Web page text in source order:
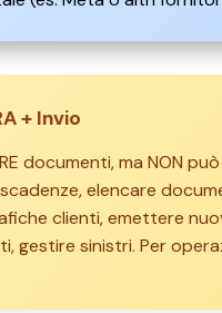
+ Invio
documenti, ma NON
elencare
clienti, emettere
gestire sinistri. Per